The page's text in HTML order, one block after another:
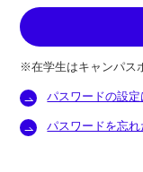
※在学生はキャンパス
パスワードの設定
パスワードを忘れ